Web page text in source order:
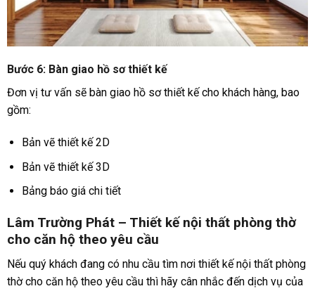
Bước 6: Bàn giao hồ sơ thiết kế
Đơn vị tư vấn sẽ bàn giao hồ sơ thiết kế cho khách hàng, bao
gồm:
Bản vẽ thiết kế 2D
Bản vẽ thiết kế 3D
Bảng báo giá chi tiết
Lâm Trường Phát – Thiết kế nội thất phòng thờ
cho căn hộ theo yêu cầu
Nếu quý khách đang có nhu cầu tìm nơi thiết kế nội thất phòng
thờ cho căn hộ theo yêu cầu thì hãy cân nhắc đến dịch vụ của